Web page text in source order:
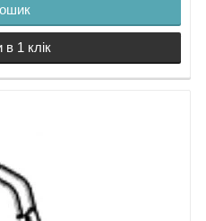
в 1 клік